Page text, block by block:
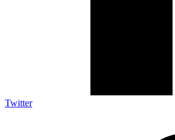
Twitter